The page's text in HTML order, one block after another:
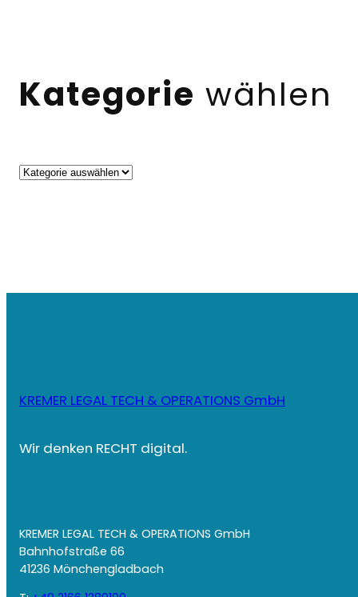
Kategorie wählen
KREMER LEGAL TECH & OPERATIONS GmbH
Wir denken RECHT digital.
KREMER LEGAL TECH & OPERATIONS GmbH
Bahnhofstraße 66
41236 Mönchengladbach